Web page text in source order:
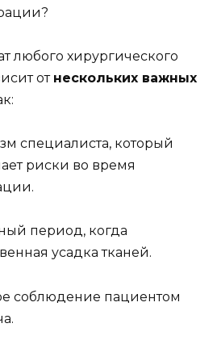
любого хирургического
от нескольких важных
специалиста, который
риски во время
период, когда
усадка тканей.
соблюдение пациентом